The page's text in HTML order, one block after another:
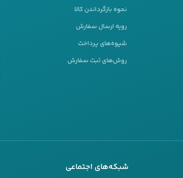
نحوه بازگرداندن کالا
رویه ارسال سفارش
شیوه‌های پرداخت
روش‌های ثبت سفارش
شبکه‌های اجتماعی